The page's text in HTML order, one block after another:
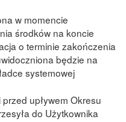
w momencie
środków na koncie
o terminie zakończenia
będzie na
systemowej
upływem Okresu
do Użytkownika